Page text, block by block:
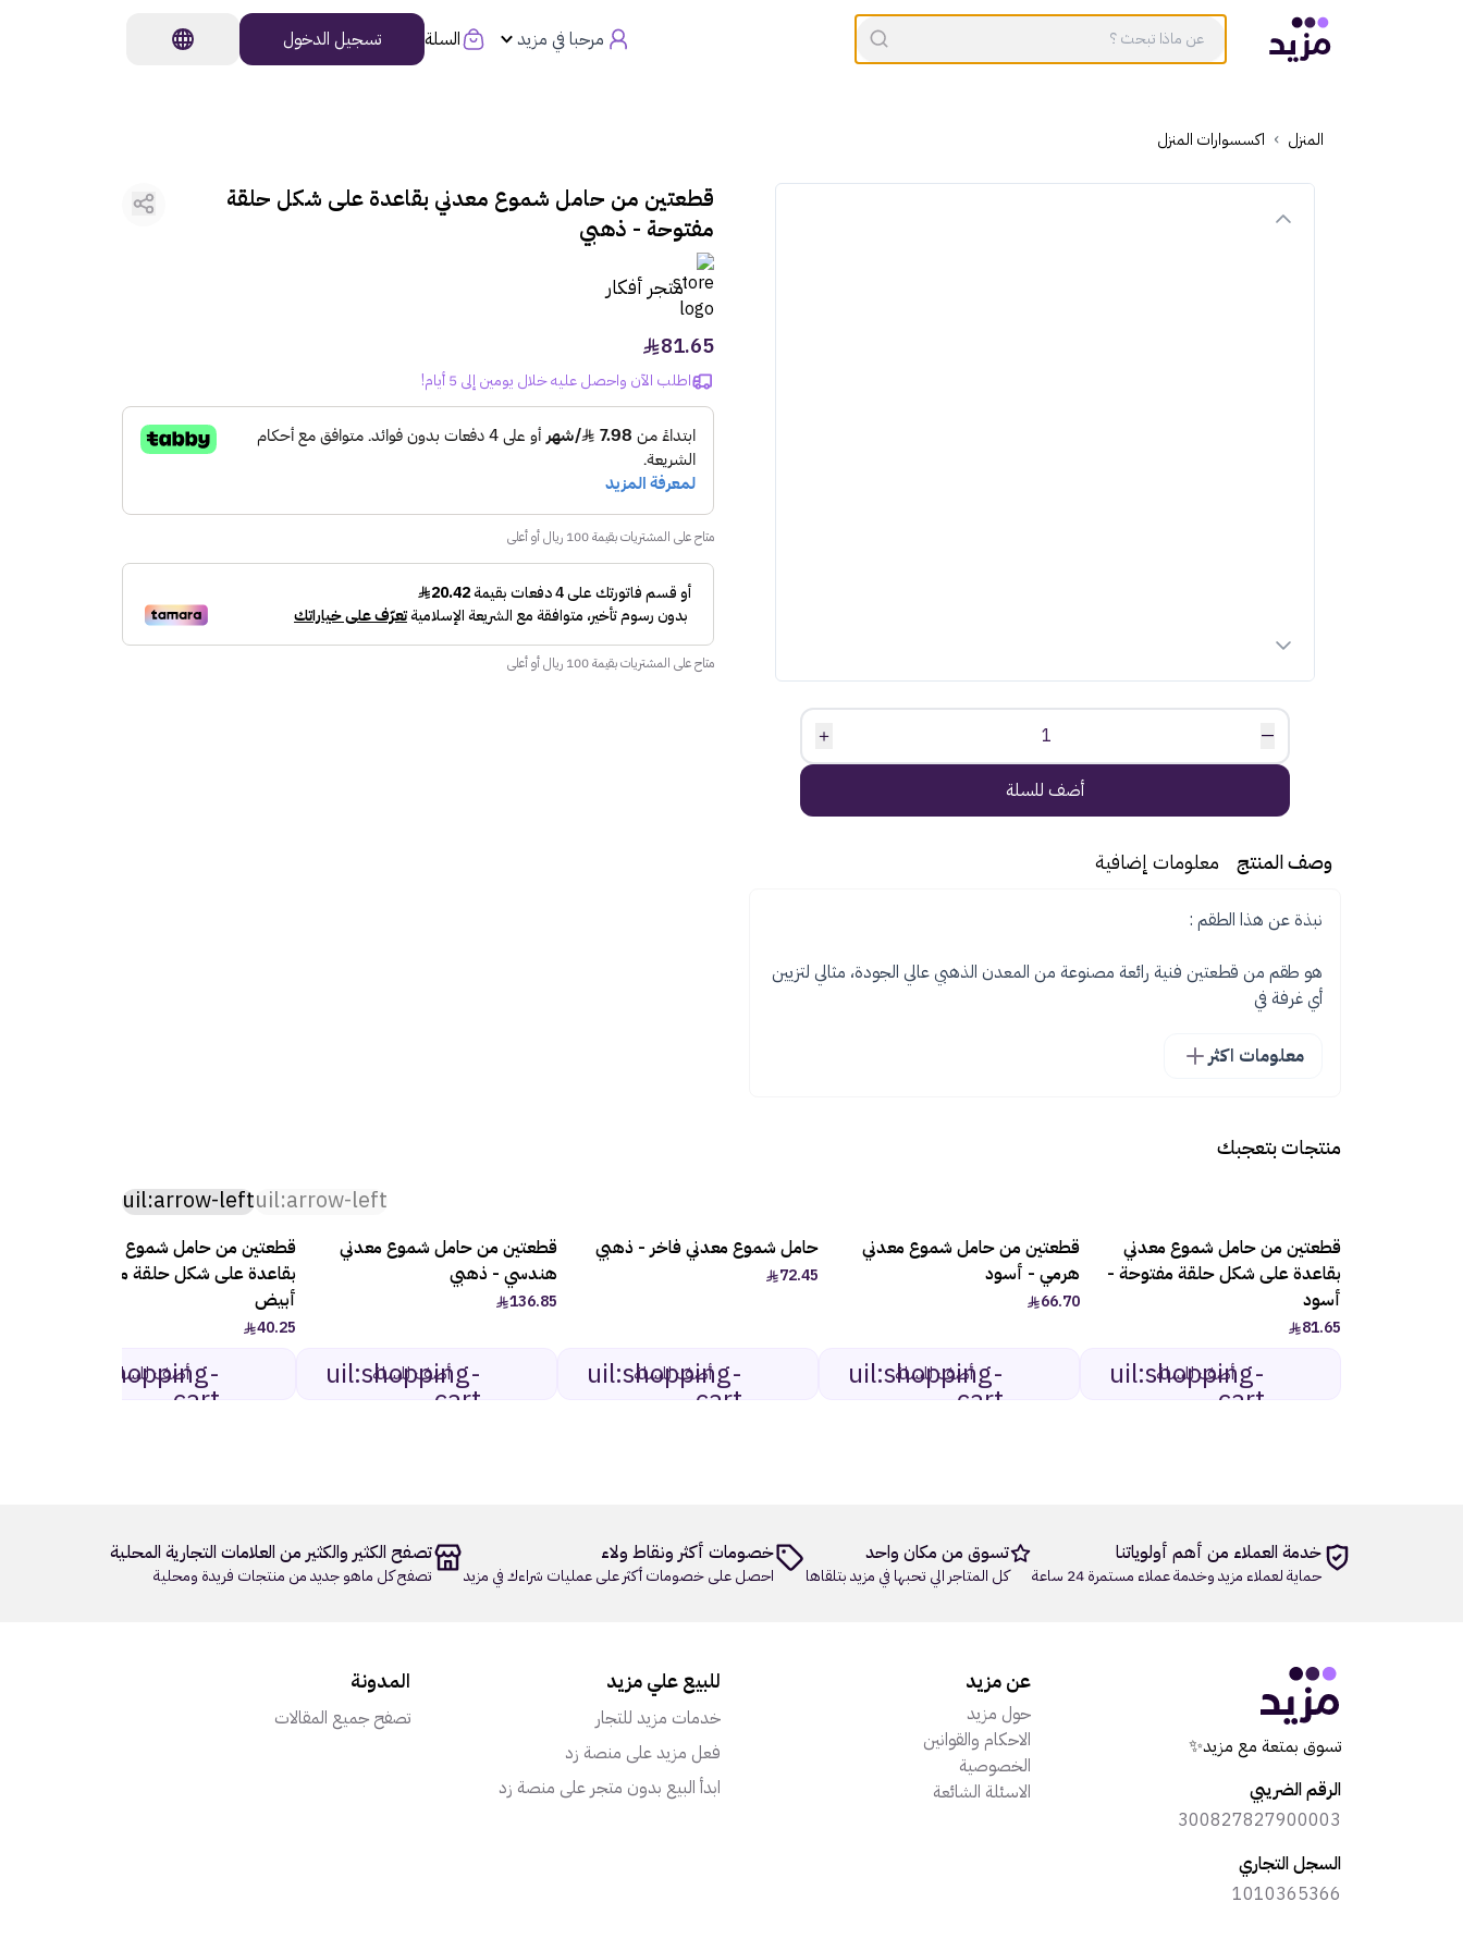
مرحبا في مزيد السلة تسجيل الدخول
المنزل اكسسوارات المنزل
أضف للسلة
—
1
＋
وصف المنتج معلومات إضافية
هو طقم من قطعتين فنية رائعة مصنوعة من المعدن الذهبي عالي الجودة، مثالي لتزيين
أي غرفة في
معلومات اكثر
قطعتين من حامل شموع معدني بقاعدة على شكل حلقة
مفتوحة - ذهبي
متجر أفكار
81.65
اطلب الآن واحصل عليه خلال يومين إلى 5 أيام!
متاح على المشتريات بقيمة 100 ريال أو أعلى
متاح على المشتريات بقيمة 100 ريال أو أعلى
منتجات بتعجبك
uil:arrow-left
uil:arrow-left
قطعتين من حامل شموع معدني
بقاعدة على شكل حلقة مفتوحة -
أسود
81.65
uil:shopping-
cart
أضف للسلة
قطعتين من حامل شموع معدني
هرمي - أسود
66.70
uil:shopping-
cart
أضف للسلة
حامل شموع معدني فاخر - ذهبي
72.45
uil:shopping-
cart
أضف للسلة
قطعتين من حامل شموع معدني
هندسي - ذهبي
136.85
uil:shopping-
cart
أضف للسلة
قطعتين من حامل شموع معدني
بقاعدة على شكل حلقة مغلقة -
أبيض
40.25
uil:shopping-
cart
أضف للسلة
خدمة العملاء من أهم أولوياتنا
حماية لعملاء مزيد وخدمة عملاء مستمرة 24 ساعة
تسوق من مكان واحد
كل المتاجر الي تحبها في مزيد بتلقاها
خصومات أكثر ونقاط ولاء
احصل على خصومات أكثر على عمليات شراءك في مزيد
تصفح الكثير والكثير من العلامات التجارية المحلية
تصفح كل ماهو جديد من منتجات فريدة ومحلية
تسوق بمتعة مع مزيد✨
الرقم الضريبي
300827827900003
السجل التجاري
1010365366
عن مزيد
حول مزيد
الاحكام والقوانين
الخصوصية
الاسئلة الشائعة
للبيع علي مزيد
خدمات مزيد للتجار
فعل مزيد على منصة زد
ابدأ البيع بدون متجر على منصة زد
المدونة
تصفح جميع المقالات